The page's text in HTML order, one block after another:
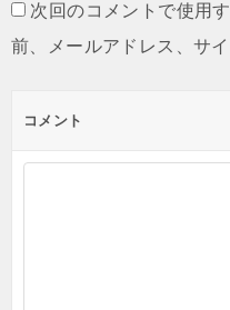
次回のコメントで使用
前、メールアドレス、サイ
コメント